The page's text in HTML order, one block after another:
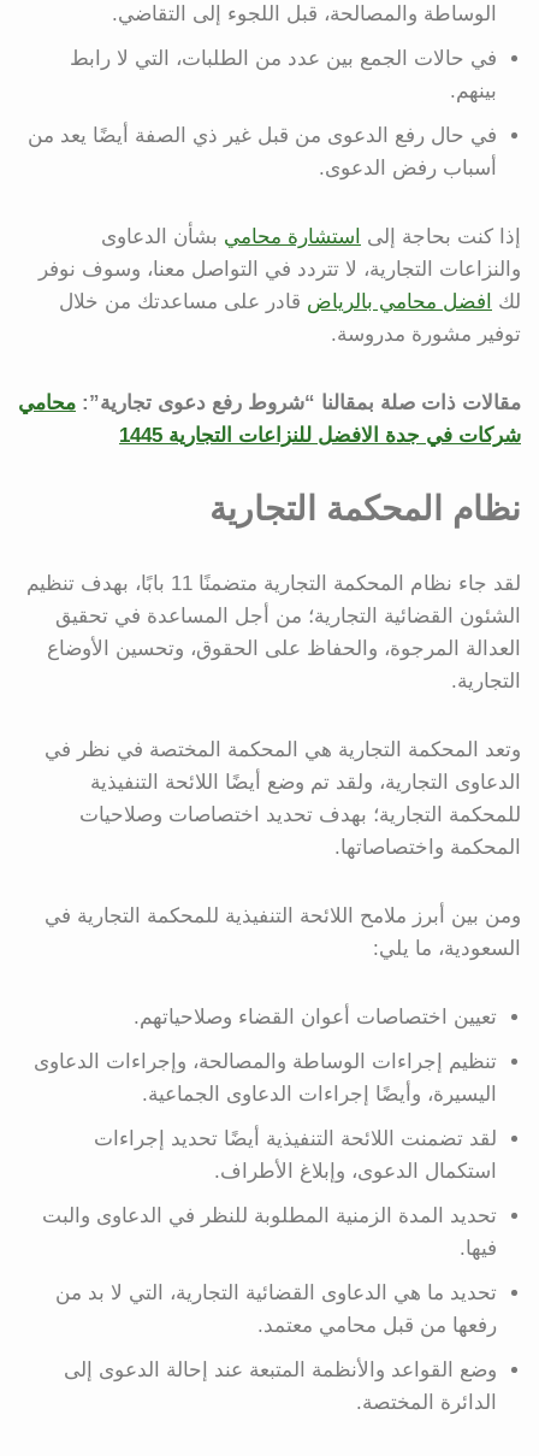
الوساطة والمصالحة، قبل اللجوء إلى التقاضي.
في حالات الجمع بين عدد من الطلبات، التي لا رابط
بينهم.
في حال رفع الدعوى من قبل غير ذي الصفة أيضًا يعد من
أسباب رفض الدعوى.
إذا كنت بحاجة إلى استشارة محامي بشأن الدعاوى
والنزاعات التجارية، لا تتردد في التواصل معنا، وسوف نوفر
لك
افضل محامي بالرياض قادر على مساعدتك من خلال
توفير مشورة مدروسة.
مقالات ذات صلة بمقالنا “شروط رفع دعوى تجارية”: محامي
شركات في جدة الافضل للنزاعات التجارية 1445
نظام المحكمة التجارية
لقد جاء نظام المحكمة التجارية متضمنًا 11 بابًا، بهدف تنظيم
الشئون القضائية التجارية؛ من أجل المساعدة في تحقيق
العدالة المرجوة، والحفاظ على الحقوق، وتحسين الأوضاع
التجارية.
وتعد المحكمة التجارية هي المحكمة المختصة في نظر في
الدعاوى التجارية، ولقد تم وضع أيضًا اللائحة التنفيذية
للمحكمة التجارية؛ بهدف تحديد اختصاصات وصلاحيات
المحكمة واختصاصاتها.
ومن بين أبرز ملامح اللائحة التنفيذية للمحكمة التجارية في
السعودية، ما يلي:
تعيين اختصاصات أعوان القضاء وصلاحياتهم.
تنظيم إجراءات الوساطة والمصالحة، وإجراءات الدعاوى
اليسيرة، وأيضًا إجراءات الدعاوى الجماعية.
لقد تضمنت اللائحة التنفيذية أيضًا تحديد إجراءات
استكمال الدعوى، وإبلاغ الأطراف.
تحديد المدة الزمنية المطلوبة للنظر في الدعاوى والبت
فيها.
تحديد ما هي الدعاوى القضائية التجارية، التي لا بد من
رفعها من قبل محامي معتمد.
وضع القواعد والأنظمة المتبعة عند إحالة الدعوى إلى
الدائرة المختصة.